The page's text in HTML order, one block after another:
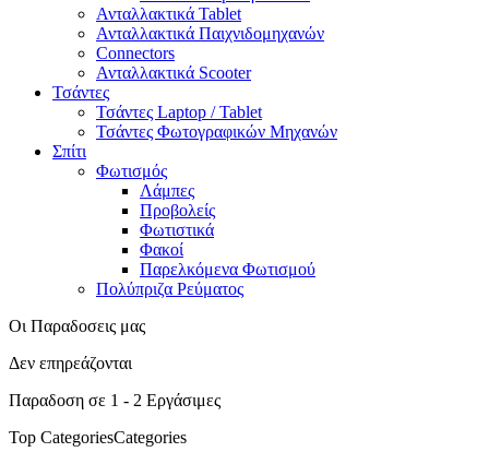
Ανταλλακτικά Tablet
Ανταλλακτικά Παιχνιδομηχανών
Connectors
Ανταλλακτικά Scooter
Τσάντες
Τσάντες Laptop / Tablet
Τσάντες Φωτoγραφικών Μηχανών
Σπίτι
Φωτισμός
Λάμπες
Προβολείς
Φωτιστικά
Φακοί
Παρελκόμενα Φωτισμού
Πολύπριζα Ρεύματος
Οι Παραδοσεις μας
Δεν επηρεάζονται
Παραδοση σε 1 - 2 Εργάσιμες
Top CategoriesCategories